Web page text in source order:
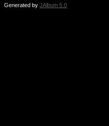
Generated by JAlbum 5.0